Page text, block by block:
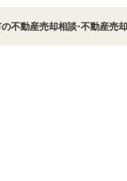
不動産売却相談-不動産売